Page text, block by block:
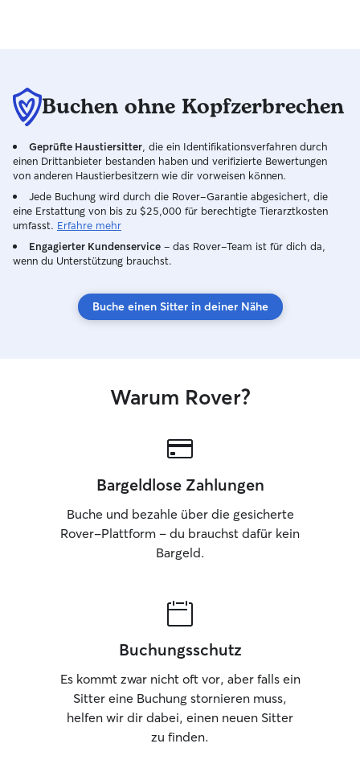
Buchen ohne Kopfzerbrechen
Geprüfte Haustiersitter , die ein Identifikationsverfahren durch
einen Drittanbieter bestanden haben und verifizierte Bewertungen
von anderen Haustierbesitzern wie dir vorweisen können.
Jede Buchung wird durch die Rover-Garantie abgesichert, die
eine Erstattung von bis zu $25,000 für berechtigte Tierarztkosten
umfasst. Erfahre mehr
Engagierter Kundenservice – das Rover-Team ist für dich da,
wenn du Unterstützung brauchst.
Buche einen Sitter in deiner Nähe
Warum Rover?
Bargeldlose Zahlungen
Buche und bezahle über die gesicherte
Rover-Plattform – du brauchst dafür kein
Bargeld.
Buchungsschutz
Es kommt zwar nicht oft vor, aber falls ein
Sitter eine Buchung stornieren muss,
helfen wir dir dabei, einen neuen Sitter
zu finden.